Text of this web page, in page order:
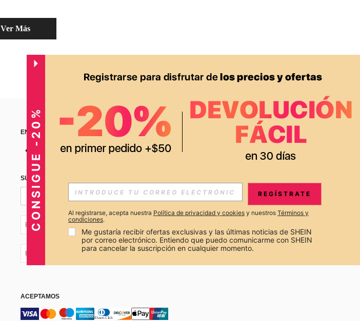
Ver Más
ENCUÉNTRANOS EN APP
SUSCRÍBETE PARA RECIBIR OFERTAS EXCLUSIVAS, PROMOCIONES Y NOTICIAS DE SHEIN
Suscribir
EC + 593
EC + 593
ACEPTAMOS
CONSIGUE -20% REGÍSTRATE
Al registrarse, acepta nuestra Política de privacidad y cookies y nuestros Términos y
condiciones.
Me gustaría recibir ofertas exclusivas y las últimas noticias de SHEIN
por correo electrónico. Entiendo que puedo comunicarme con SHEIN
para cancelar la suscripción en cualquier momento.